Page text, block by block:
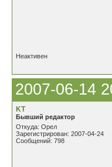
Неактивен
2007-06-14
KT
Бывший редактор
Откуда: Орел
Зарегистрирован: 2007-04-24
Сообщений: 798